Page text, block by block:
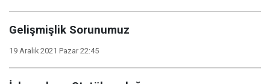
Gelişmişlik Sorunumuz
19 Aralık 2021 Pazar 22:45